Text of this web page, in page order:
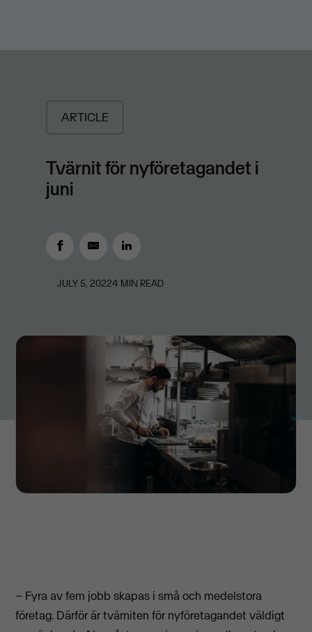
ARTICLE
Tvärnit för nyföretagandet i
juni
JULY 5, 20224 MIN READ
– Fyra av fem jobb skapas i små och medelstora
företag. Därför är tvärniten för nyföretagandet väldigt